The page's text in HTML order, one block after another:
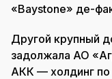
«Baystone» де-
Другой крупный
задолжала АО
АКК — холдинг